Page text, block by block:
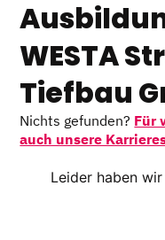
WESTA
Tiefbau
Nichts gefunden? Für
auch unsere
Leider haben